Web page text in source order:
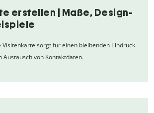
erstellen | Maße, Design-
Visitenkarte sorgt für einen bleibenden Eindruck
Austausch von Kontaktdaten.